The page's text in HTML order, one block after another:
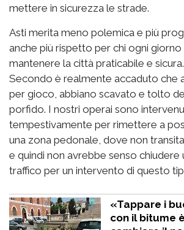
mettere in sicurezza le strade.
Asti merita meno polemica e più
anche più rispetto per chi ogni giorno
mantenere la città praticabile e
Secondo è realmente accaduto che
per gioco, abbiano scavato e tolto
porfido. I nostri operai sono
tempestivamente per rimettere a
una zona pedonale, dove non
e quindi non avrebbe senso chiudere
traffico per un intervento di questo
«Tappare i
con il bitume